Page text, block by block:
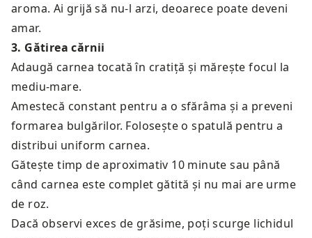
aroma. Ai grijă să nu-l arzi, deoarece poate deveni
amar.
3. Gătirea cărnii
Adaugă carnea tocată în cratiță și mărește focul la
mediu-mare.
Amestecă constant pentru a o sfărâma și a preveni
formarea bulgărilor. Folosește o spatulă pentru a
distribui uniform carnea.
Gătește timp de aproximativ 10 minute sau până
când carnea este complet gătită și nu mai are urme
de roz.
Dacă observi exces de grăsime, poți scurge lichidul